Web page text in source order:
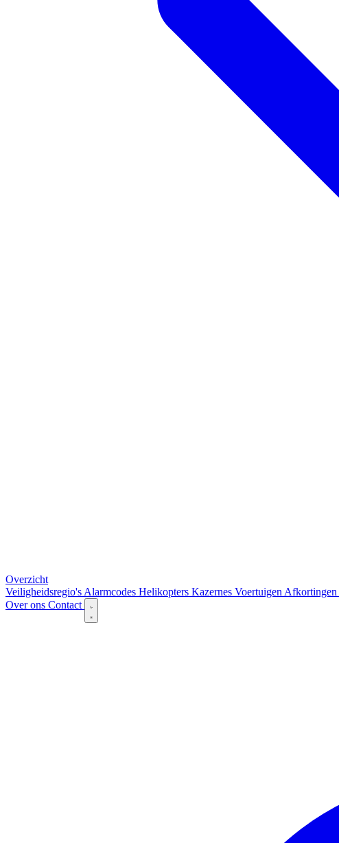
Overzicht
Veiligheidsregio's Alarmcodes Helikopters Kazernes Voertuigen Afkortingen
Over ons Contact